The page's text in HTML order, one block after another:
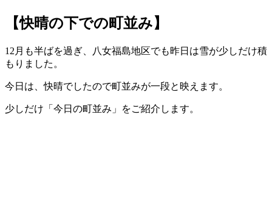
【快晴の下での町並み】
12月も半ばを過ぎ、八女福島地区でも昨日は雪が少しだけ積
もりました。
今日は、快晴でしたので町並みが一段と映えます。
少しだけ「今日の町並み」をご紹介します。